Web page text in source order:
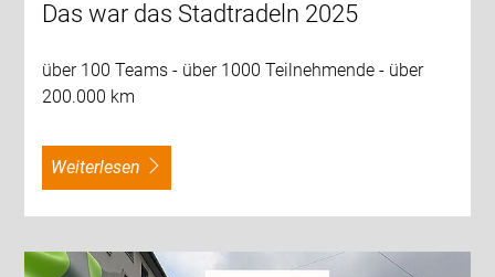
Das war das Stadtradeln 2025
über 100 Teams - über 1000 Teilnehmende - über
200.000 km
weiterlesen